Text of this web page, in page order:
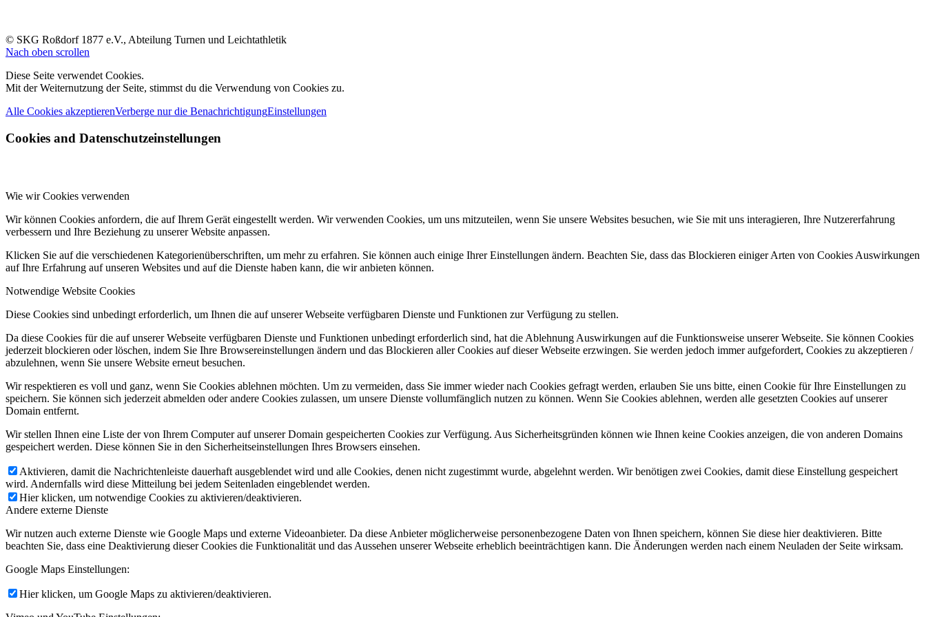
© SKG Roßdorf 1877 e.V., Abteilung Turnen und Leichtathletik
Nach oben scrollen
Diese Seite verwendet Cookies.
Mit der Weiternutzung der Seite, stimmst du die Verwendung von Cookies zu.
Alle Cookies akzeptierenVerberge nur die BenachrichtigungEinstellungen
Cookies and Datenschutzeinstellungen
Wie wir Cookies verwenden
Wir können Cookies anfordern, die auf Ihrem Gerät eingestellt werden. Wir verwenden Cookies, um uns mitzuteilen, wenn Sie unsere Websites besuchen, wie Sie mit uns interagieren, Ihre Nutzererfahrung
verbessern und Ihre Beziehung zu unserer Website anpassen.
Klicken Sie auf die verschiedenen Kategorienüberschriften, um mehr zu erfahren. Sie können auch einige Ihrer Einstellungen ändern. Beachten Sie, dass das Blockieren einiger Arten von Cookies Auswirkungen
auf Ihre Erfahrung auf unseren Websites und auf die Dienste haben kann, die wir anbieten können.
Notwendige Website Cookies
Diese Cookies sind unbedingt erforderlich, um Ihnen die auf unserer Webseite verfügbaren Dienste und Funktionen zur Verfügung zu stellen.
Da diese Cookies für die auf unserer Webseite verfügbaren Dienste und Funktionen unbedingt erforderlich sind, hat die Ablehnung Auswirkungen auf die Funktionsweise unserer Webseite. Sie können Cookies
jederzeit blockieren oder löschen, indem Sie Ihre Browsereinstellungen ändern und das Blockieren aller Cookies auf dieser Webseite erzwingen. Sie werden jedoch immer aufgefordert, Cookies zu akzeptieren /
abzulehnen, wenn Sie unsere Website erneut besuchen.
Wir respektieren es voll und ganz, wenn Sie Cookies ablehnen möchten. Um zu vermeiden, dass Sie immer wieder nach Cookies gefragt werden, erlauben Sie uns bitte, einen Cookie für Ihre Einstellungen zu
speichern. Sie können sich jederzeit abmelden oder andere Cookies zulassen, um unsere Dienste vollumfänglich nutzen zu können. Wenn Sie Cookies ablehnen, werden alle gesetzten Cookies auf unserer
Domain entfernt.
Wir stellen Ihnen eine Liste der von Ihrem Computer auf unserer Domain gespeicherten Cookies zur Verfügung. Aus Sicherheitsgründen können wie Ihnen keine Cookies anzeigen, die von anderen Domains
gespeichert werden. Diese können Sie in den Sicherheitseinstellungen Ihres Browsers einsehen.
Aktivieren, damit die Nachrichtenleiste dauerhaft ausgeblendet wird und alle Cookies, denen nicht zugestimmt wurde, abgelehnt werden. Wir benötigen zwei Cookies, damit diese Einstellung gespeichert
wird. Andernfalls wird diese Mitteilung bei jedem Seitenladen eingeblendet werden.
Hier klicken, um notwendige Cookies zu aktivieren/deaktivieren.
Andere externe Dienste
Wir nutzen auch externe Dienste wie Google Maps und externe Videoanbieter. Da diese Anbieter möglicherweise personenbezogene Daten von Ihnen speichern, können Sie diese hier deaktivieren. Bitte
beachten Sie, dass eine Deaktivierung dieser Cookies die Funktionalität und das Aussehen unserer Webseite erheblich beeinträchtigen kann. Die Änderungen werden nach einem Neuladen der Seite wirksam.
Google Maps Einstellungen:
Hier klicken, um Google Maps zu aktivieren/deaktivieren.